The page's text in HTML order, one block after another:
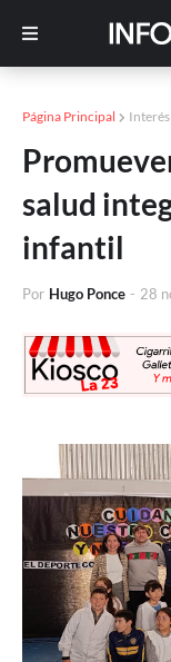
Página Principal
salud
infantil
Por Hugo Ponce - 28